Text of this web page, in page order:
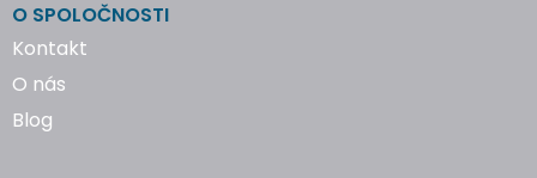
O SPOLOČNOSTI
Kontakt
O nás
Blog